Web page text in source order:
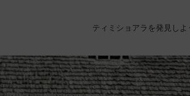
ティミショアラを発見しよ